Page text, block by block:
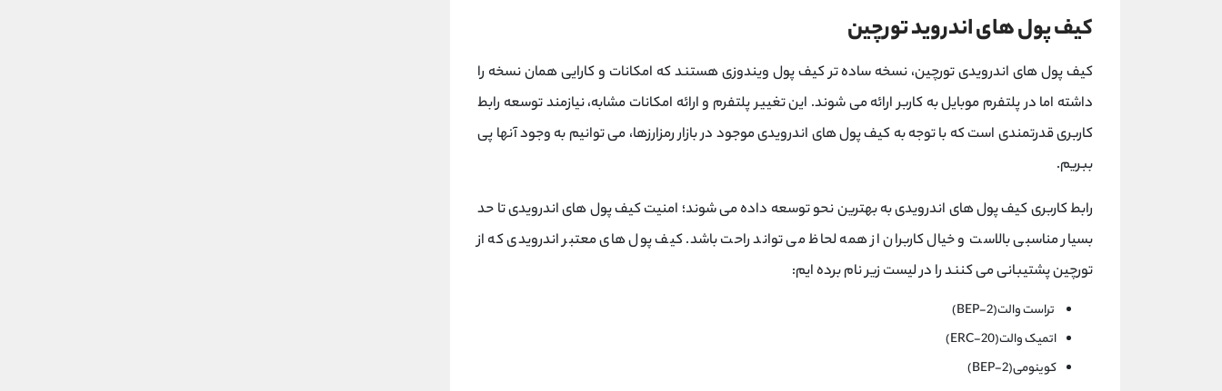
کیف پول های اندروید تورچین
کیف پول های اندرویدی تورچین، نسخه ساده تر کیف پول ویندوزی هستند که امکانات و کارایی همان نسخه را
داشته اما در پلتفرم موبایل به کاربر ارائه می شوند. این تغییر پلتفرم و ارائه امکانات مشابه، نیازمند توسعه رابط
کاربری قدرتمندی است که با توجه به کیف پول های اندرویدی موجود در بازار رمزارزها، می توانیم به وجود آنها پی
ببریم.
رابط کاربری کیف پول های اندرویدی به بهترین نحو توسعه داده می شوند؛ امنیت کیف پول های اندرویدی تا حد
بسیار مناسبی بالاست و خیال کاربران از همه لحاظ می تواند راحت باشد. کیف پول های معتبر اندرویدی که از
تورچین پشتیبانی می کنند را در لیست زیر نام برده ایم:
تراست والت(BEP-2)
اتمیک والت(ERC-20)
کوینومی(BEP-2)